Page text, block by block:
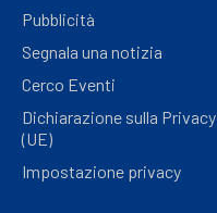
Pubblicità
Segnala una notizia
Cerco Eventi
Dichiarazione sulla Privacy
(UE)
Impostazione privacy